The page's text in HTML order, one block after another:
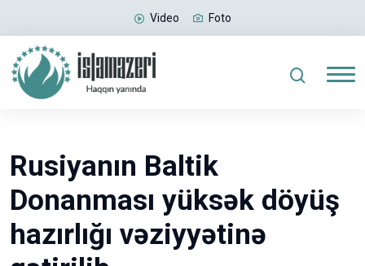
Video Foto
Rusiyanın Baltik
Donanması yüksək döyüş
hazırlığı vəziyyətinə